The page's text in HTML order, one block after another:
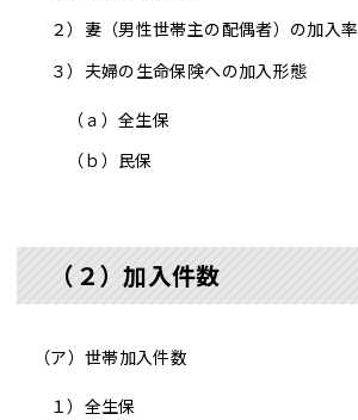
２） 妻（男性世帯主の配偶者）の加入率
３）夫婦の生命保険への加入形態
（ａ）全生保
（ｂ） 民保
（２）加入件数
（ア）世帯加入件数
１） 全生保